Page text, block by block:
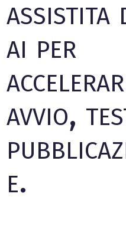
assistita
ai per
avvio,
e.